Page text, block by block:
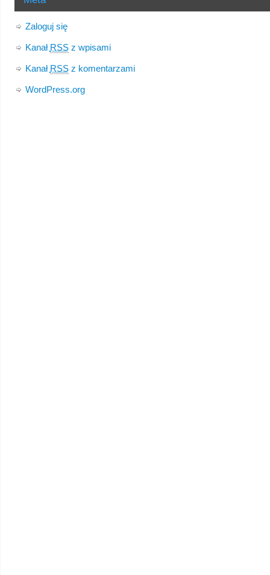
Zaloguj się
Kanał RSSz wpisami
Kanał RSSz komentarzami
WordPress.org